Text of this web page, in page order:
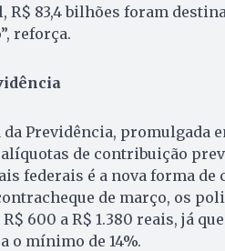
R$ 83,4 bilhões foram
reforça.
da Previdência, promulgada
de contribuição
federais é a nova forma
de março, os
600 a R$ 1.380 reais, já
o mínimo de 14%.